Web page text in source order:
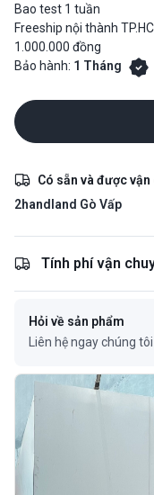
Bao test 1 tuần
Freeship nội thành
1.000.000 đồng
Bảo hành: 1 Tháng
Có sẵn và được
2handland Gò Vấp
Tính phí vận
Hỏi về sản phẩm
Liên hệ ngay chúng tôi